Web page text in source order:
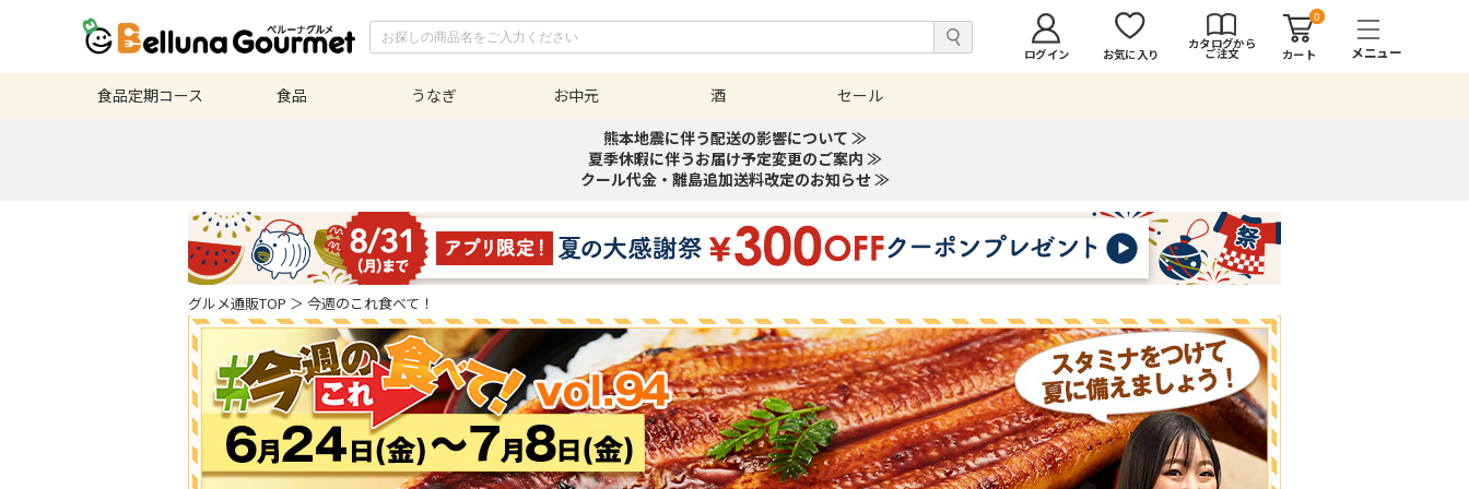
ログイン お気に入り
カタログから
ご注文
0
カート
食品定期コース 食品 うなぎ お中元 酒
セール
熊本地震に伴う配送の影響について ≫
夏季休暇に伴うお届け予定変更のご案内 ≫
クール代金・離島追加送料改定のお知らせ ≫
グルメ通販TOP ＞ 今週のこれ食べて！